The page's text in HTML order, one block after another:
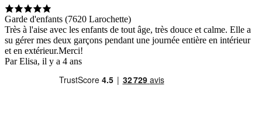
Garde d'enfants (7620 Larochette)
Très à l'aise avec les enfants de tout âge, très douce et calme. Elle a
su gérer mes deux garçons pendant une journée entière en intérieur
et en extérieur.Merci!
Par Elisa, il y a 4 ans